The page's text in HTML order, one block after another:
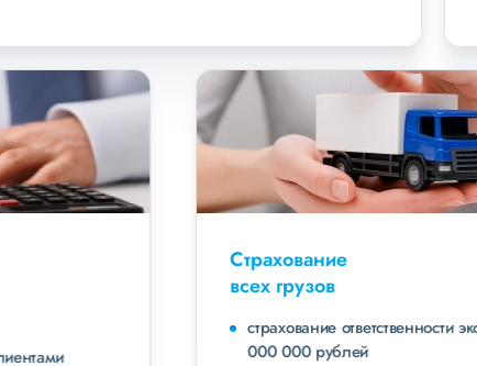
страхование ответственности экспедитора до 40
000 000 рублей